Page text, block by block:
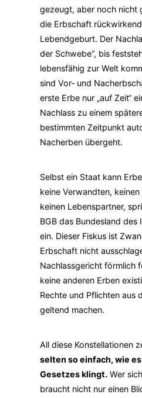
gezeugt, aber noch nicht
die Erbschaft
Lebendgeburt. Der
der Schwebe“, bis
lebensfähig zur Welt
sind Vor‑ und
erste Erbe nur „auf Zeit“
Nachlass zu einem
bestimmten Zeitpunkt
Nacherben übergeht.
Selbst ein Staat kann
keine Verwandten,
keinen Lebenspartner,
BGB das Bundesland des
ein. Dieser Fiskus ist
Erbschaft nicht
Nachlassgericht förmlich
keine anderen Erben
Rechte und Pflichten aus
geltend machen.
All diese Konstellationen
selten so einfach, wie
Gesetzes klingt. Wer
braucht nicht nur einen